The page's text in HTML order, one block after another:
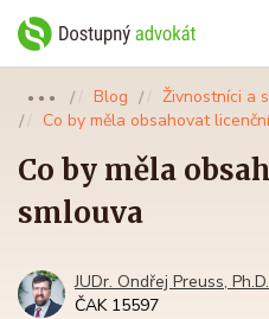
●●● Blog
Živnostníci a
Co by měla obsahovat
Co by měla
smlouva
JUDr. Ondřej Preuss, Ph.D.
ČAK 15597